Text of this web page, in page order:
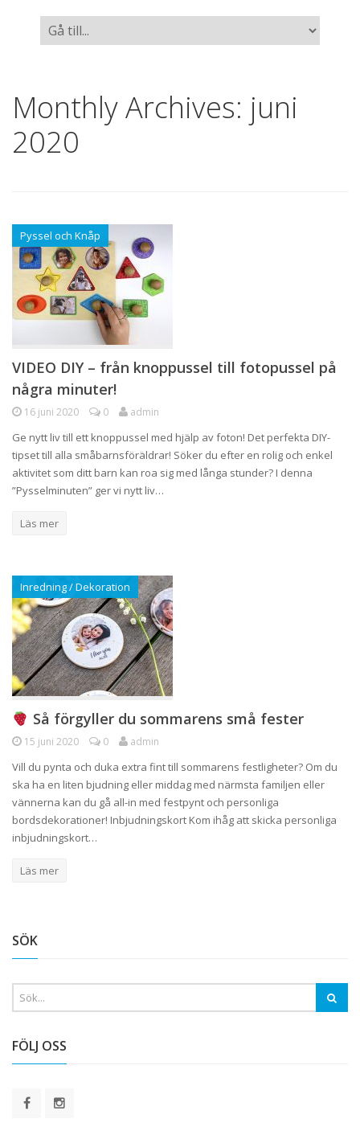
Monthly Archives: juni
2020
Pyssel och Knåp
VIDEO DIY – från knoppussel till fotopussel på
några minuter!
16 juni 2020 0 admin
Ge nytt liv till ett knoppussel med hjälp av foton! Det perfekta DIY-
tipset till alla småbarnsföräldrar! Söker du efter en rolig och enkel
aktivitet som ditt barn kan roa sig med långa stunder? I denna
”Pysselminuten” ger vi nytt liv…
Läs mer
Inredning / Dekoration
Så förgyller du sommarens små fester
15 juni 2020 0 admin
Vill du pynta och duka extra fint till sommarens festligheter? Om du
ska ha en liten bjudning eller middag med närmsta familjen eller
vännerna kan du gå all-in med festpynt och personliga
bordsdekorationer! Inbjudningskort Kom ihåg att skicka personliga
inbjudningskort…
Läs mer
SÖK
FÖLJ OSS